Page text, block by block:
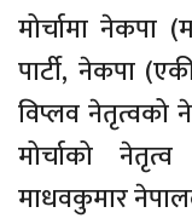
मोर्चामा नेकपा
पार्टी, नेकपा
विप्लव नेतृत्वको
मोर्चाको
माधवकुमार